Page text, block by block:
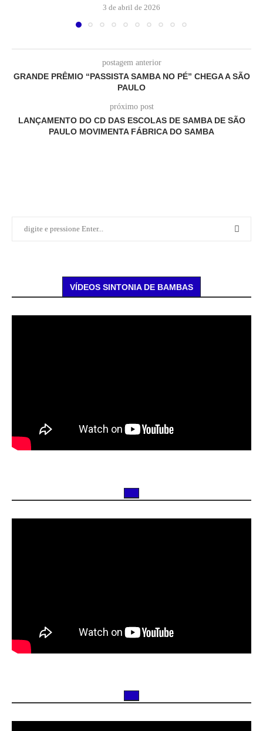
3 de abril de 2026
postagem anterior
GRANDE PRÊMIO “PASSISTA SAMBA NO PÉ” CHEGA A SÃO
PAULO
próximo post
LANÇAMENTO DO CD DAS ESCOLAS DE SAMBA DE SÃO
PAULO MOVIMENTA FÁBRICA DO SAMBA
VÍDEOS SINTONIA DE BAMBAS